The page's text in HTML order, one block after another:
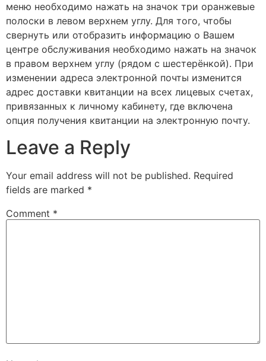
меню необходимо нажать на значок три оранжевые
полоски в левом верхнем углу. Для того, чтобы
свернуть или отобразить информацию о Вашем
центре обслуживания необходимо нажать на значок
в правом верхнем углу (рядом с шестерёнкой). При
изменении адреса электронной почты изменится
адрес доставки квитанции на всех лицевых счетах,
привязанных к личному кабинету, где включена
опция получения квитанции на электронную почту.
Leave a Reply
Your email address will not be published. Required
fields are marked *
Comment *